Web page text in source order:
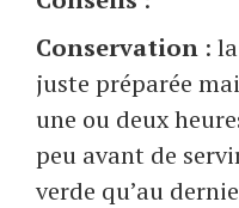
Conservation :
juste préparée
une ou deux
peu avant de
verde qu’au